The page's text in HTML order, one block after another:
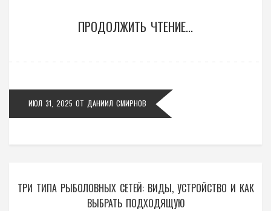
ПРОДОЛЖИТЬ ЧТЕНИЕ...
ИЮЛ 31, 2025 ОТ ДАНИИЛ СМИРНОВ
ТРИ ТИПА РЫБОЛОВНЫХ СЕТЕЙ: ВИДЫ, УСТРОЙСТВО И КАК
ВЫБРАТЬ ПОДХОДЯЩУЮ